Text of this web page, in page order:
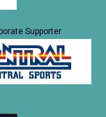
Supporter